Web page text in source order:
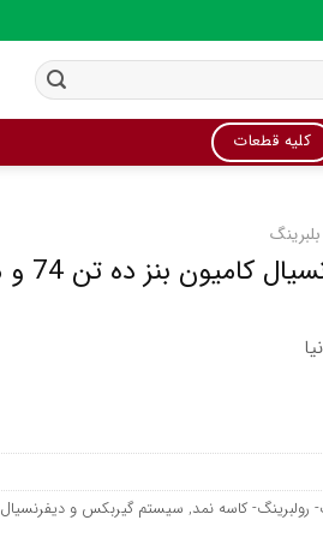
کلیه قطعات
بلبرینگ
بنز ده تن 74 و مایلر
رولبرینگ- کاسه نمد, سیستم گیربکس و دیفرنسیال